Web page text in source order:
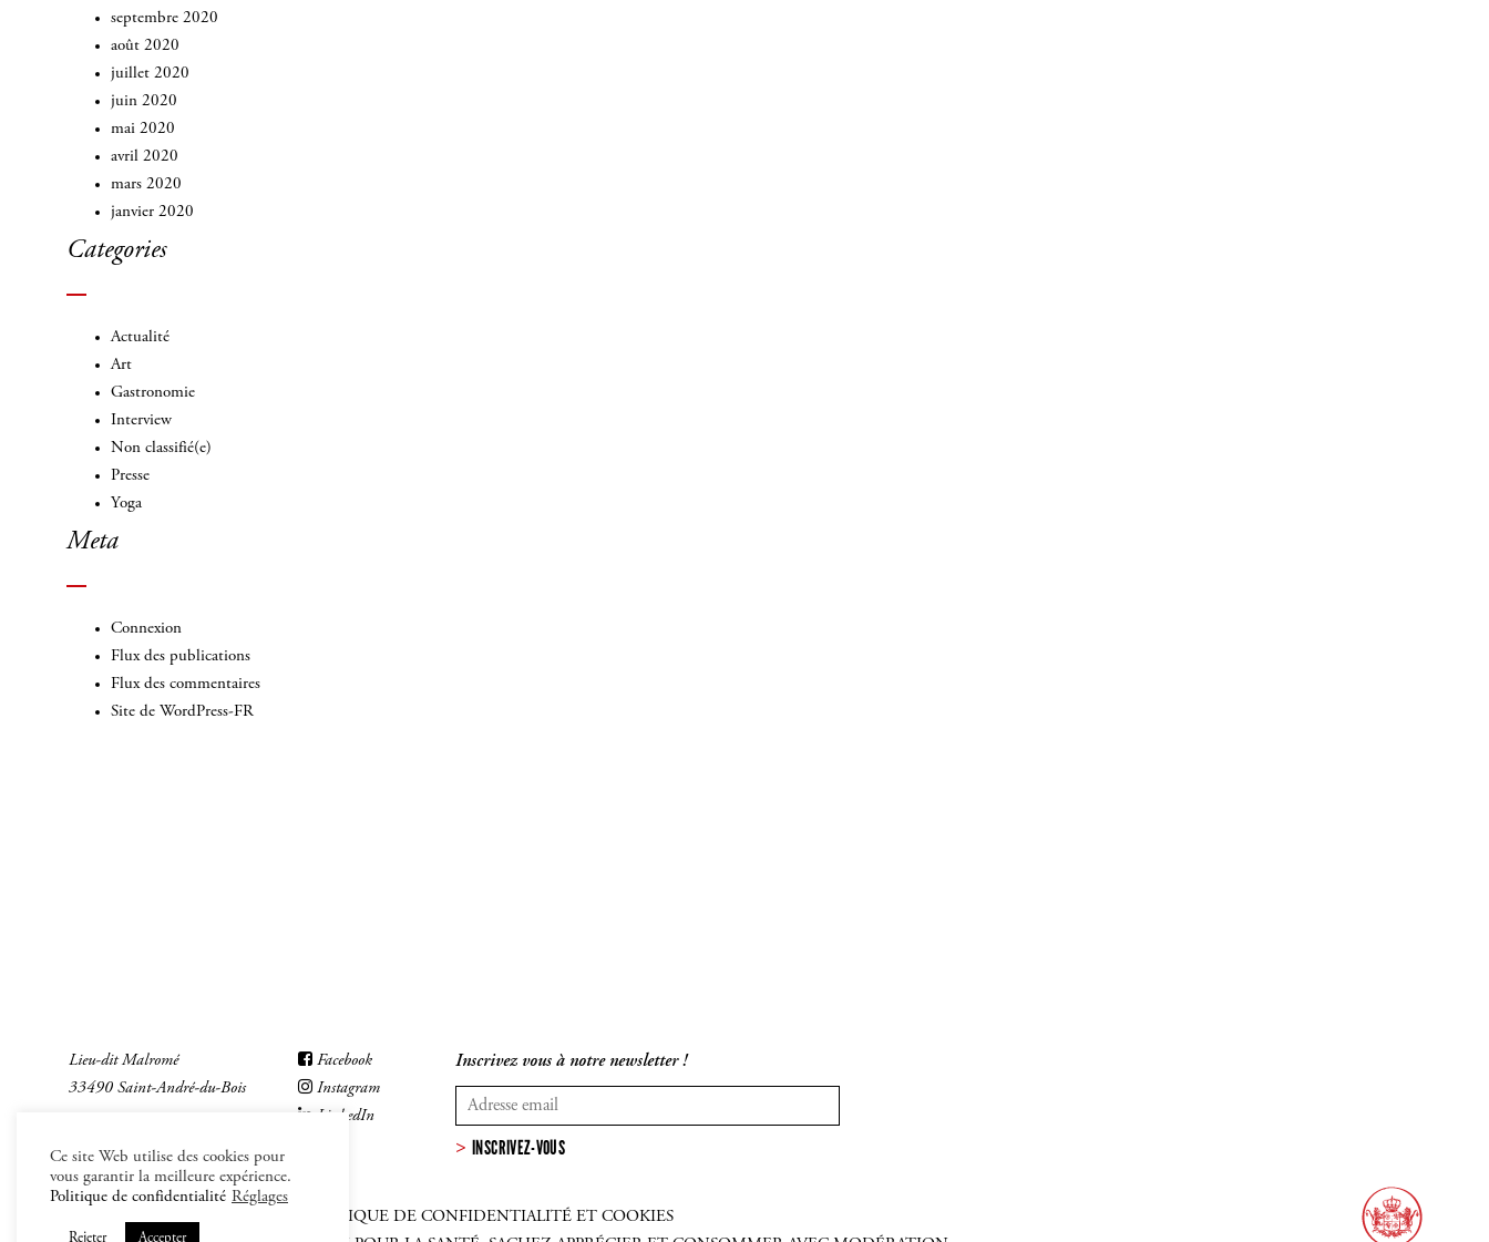
septembre 2020
août 2020
juillet 2020
juin 2020
mai 2020
avril 2020
mars 2020
janvier 2020
Categories
Actualité
Art
Gastronomie
Interview
Non classifié(e)
Presse
Yoga
Meta
Connexion
Flux des publications
Flux des commentaires
Site de WordPress-FR
Lieu-dit Malromé
33490 Saint-André-du-Bois
Facebook
Instagram
LinkedIn
Inscrivez vous à notre newsletter !
INSCRIVEZ-VOUS
POLITIQUE DE CONFIDENTIALITÉ ET COOKIES
Ce site Web utilise des cookies pour
vous garantir la meilleure expérience.
Politique de confidentialité Réglages